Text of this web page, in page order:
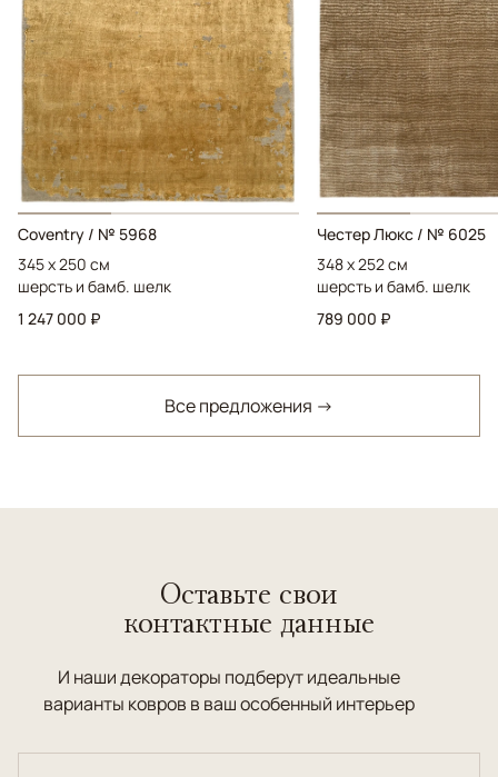
Coventry / № 5968
345 x 250 см
шерсть и бамб. шелк
1 247 000 ₽
Честер Люкс / № 6025
348 x 252 см
шерсть и бамб. шелк
789 000 ₽
Все предложения →
Оставьте свои
контактные данные
И наши декораторы подберут идеальные
варианты ковров в ваш особенный интерьер